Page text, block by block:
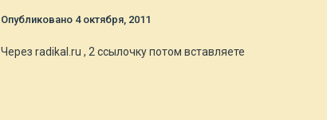
Опубликовано 4 октября, 2011
Через radikal.ru , 2 ссылочку потом вставляете